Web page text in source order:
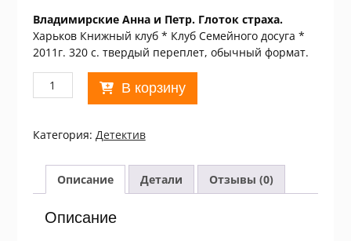
Владимирские Анна и Петр. Глоток страха.
Харьков Книжный клуб * Клуб Семейного досуга *
2011г. 320 с. твердый переплет, обычный формат.
Количество
товара
и
Владимирские.
Глоток
страха
В корзину
Категория: Детектив
Описание Детали Отзывы (0)
Описание